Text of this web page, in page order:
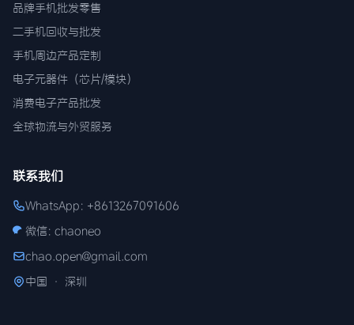
品牌手机批发零售
二手机回收与批发
手机周边产品定制
电子元器件（芯片/模块）
消费电子产品批发
全球物流与外贸服务
联系我们
WhatsApp: +8613267091606
微信: chaoneo
chao.open@gmail.com
中国 · 深圳